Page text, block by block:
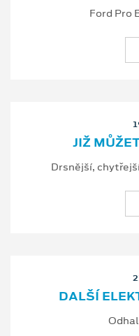
Ford Pro
JIŽ
Drsnější,
DALŠÍ